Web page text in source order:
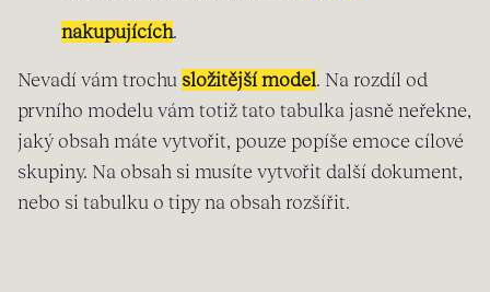
nakupujících.
Nevadí vám trochu složitější model. Na rozdíl od
prvního modelu vám totiž tato tabulka jasně neřekne,
jaký obsah máte vytvořit, pouze popíše emoce cílové
skupiny. Na obsah si musíte vytvořit další dokument,
nebo si tabulku o tipy na obsah rozšířit.